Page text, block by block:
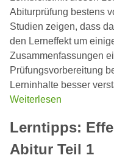
Abiturprüfung bestens
Studien zeigen, dass
den Lerneffekt um
Zusammenfassungen
Prüfungsvorbereitung
Lerninhalte besser
Weiterlesen
Lerntipps:
Abitur Teil 1